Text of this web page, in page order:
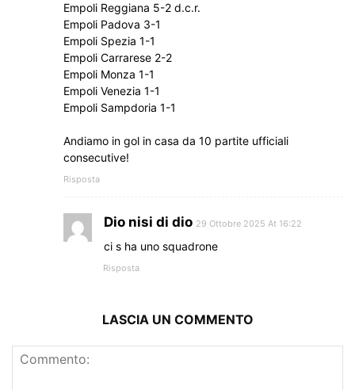
Empoli Reggiana 5-2 d.c.r.
Empoli Padova 3-1
Empoli Spezia 1-1
Empoli Carrarese 2-2
Empoli Monza 1-1
Empoli Venezia 1-1
Empoli Sampdoria 1-1
Andiamo in gol in casa da 10 partite ufficiali
consecutive!
Risposta
Dio nisi di dio 29 Ottobre 2025 At 16:22
ci s ha uno squadrone
Risposta
LASCIA UN COMMENTO